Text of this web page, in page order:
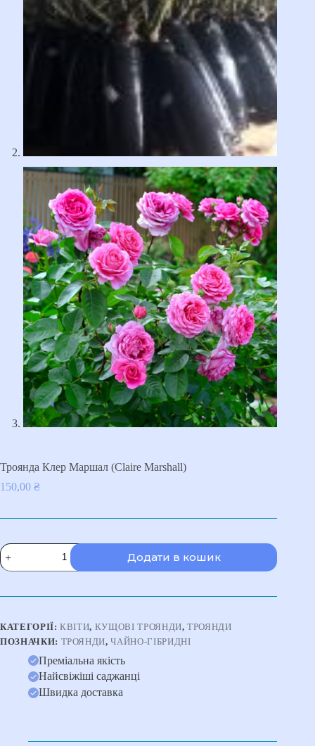
Троянда Клер Маршал (Claire Marshall)
150,00 ₴
Троянда
Клер
Маршал
Marshall)
Додати в кошик
КАТЕГОРІЇ:КВІТИ, КУЩОВІ ТРОЯНДИ,ТРОЯНДИ
ПОЗНАЧКИ: ТРОЯНДИ,ЧАЙНО-ГІБРИДНІ
Преміальна якість
Найсвіжіші саджанці
Швидка доставка